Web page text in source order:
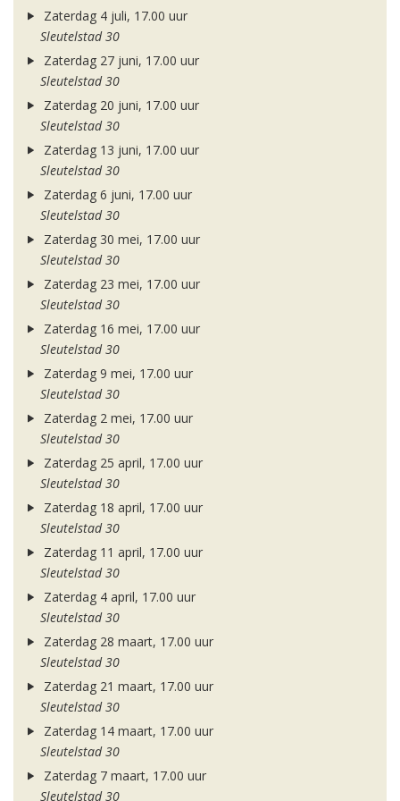
Zaterdag 4 juli, 17.00 uur
Sleutelstad 30
Zaterdag 27 juni, 17.00 uur
Sleutelstad 30
Zaterdag 20 juni, 17.00 uur
Sleutelstad 30
Zaterdag 13 juni, 17.00 uur
Sleutelstad 30
Zaterdag 6 juni, 17.00 uur
Sleutelstad 30
Zaterdag 30 mei, 17.00 uur
Sleutelstad 30
Zaterdag 23 mei, 17.00 uur
Sleutelstad 30
Zaterdag 16 mei, 17.00 uur
Sleutelstad 30
Zaterdag 9 mei, 17.00 uur
Sleutelstad 30
Zaterdag 2 mei, 17.00 uur
Sleutelstad 30
Zaterdag 25 april, 17.00 uur
Sleutelstad 30
Zaterdag 18 april, 17.00 uur
Sleutelstad 30
Zaterdag 11 april, 17.00 uur
Sleutelstad 30
Zaterdag 4 april, 17.00 uur
Sleutelstad 30
Zaterdag 28 maart, 17.00 uur
Sleutelstad 30
Zaterdag 21 maart, 17.00 uur
Sleutelstad 30
Zaterdag 14 maart, 17.00 uur
Sleutelstad 30
Zaterdag 7 maart, 17.00 uur
Sleutelstad 30